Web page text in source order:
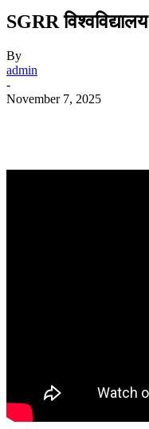
SGRR
By
admin
-
November 7, 2025